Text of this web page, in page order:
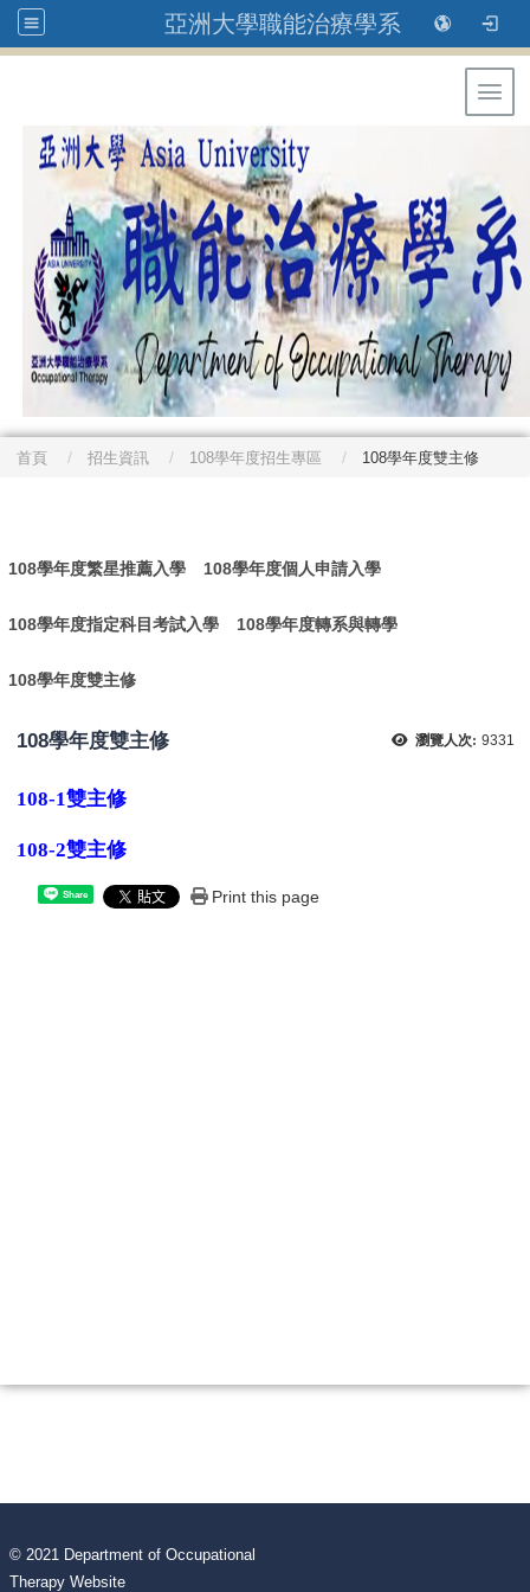
亞洲大學職能治療學系
首頁 招生資訊 108學年度招生專區 108學年度雙主修
108學年度繁星推薦入學 108學年度個人申請入學
108學年度指定科目考試入學 108學年度轉系與轉學
108學年度雙主修
瀏覽人次: 9331
108學年度雙主修
108-1雙主修
108-2雙主修
Share Print this page
© 2021 Department of Occupational
Therapy Website